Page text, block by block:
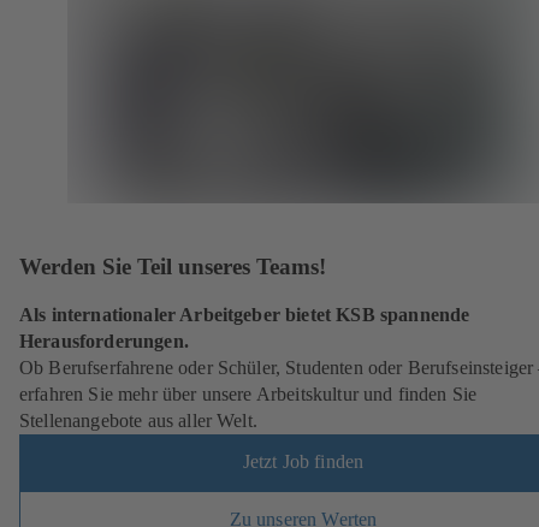
Werden Sie Teil unseres Teams!
Als internationaler Arbeitgeber bietet KSB spannende
Herausforderungen.
Ob Berufserfahrene oder Schüler, Studenten oder Berufseinsteiger
erfahren Sie mehr über unsere Arbeitskultur und finden Sie
Stellenangebote aus aller Welt.
Jetzt Job finden
Zu unseren Werten